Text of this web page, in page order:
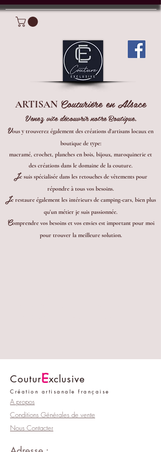
ARTISAN Couturière en Alsace
Venez vite découvrir notre Boutique.
Vous y trouverez également des créations d'artisans locaux en
boutique de type:
macramé, crochet, planches en bois, bijoux, maroquinerie et
des créations dans le domaine de la couture.
Je suis spécialisée dans les retouches de vêtements pour
répondre à tous vos besoins.
Je restaure également les intérieurs de camping-cars, bien plus
qu'un métier je suis passionnée.
Comprendre vos besoins et vos envies est important pour moi
pour trouver la meilleure solution.
CouturExclusive
Création artisanale française
A propos
Conditions Générales de vente
Nous Contacter